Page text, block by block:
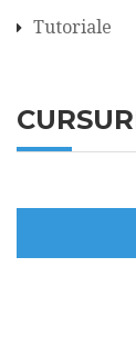
Tutoriale